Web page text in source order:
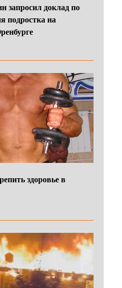
запросил доклад по
подростка на
здоровье в